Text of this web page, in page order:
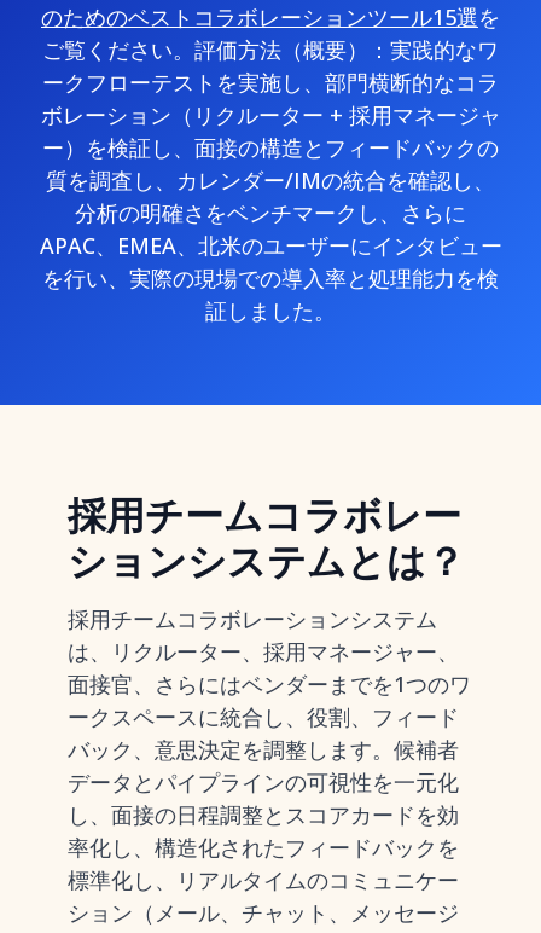
のためのベストコラボレーションツール15選を
ご覧ください。評価方法（概要）：実践的なワ
ークフローテストを実施し、部門横断的なコラ
ボレーション（リクルーター + 採用マネージャ
ー）を検証し、面接の構造とフィードバックの
質を調査し、カレンダー/IMの統合を確認し、
分析の明確さをベンチマークし、さらに
APAC、EMEA、北米のユーザーにインタビュー
を行い、実際の現場での導入率と処理能力を検
証しました。
採用チームコラボレー
ションシステムとは？
採用チームコラボレーションシステム
は、リクルーター、採用マネージャー、
面接官、さらにはベンダーまでを1つのワ
ークスペースに統合し、役割、フィード
バック、意思決定を調整します。候補者
データとパイプラインの可視性を一元化
し、面接の日程調整とスコアカードを効
率化し、構造化されたフィードバックを
標準化し、リアルタイムのコミュニケー
ション（メール、チャット、メッセージ